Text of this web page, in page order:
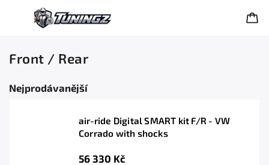
Front / Rear
Nejprodávanější
air-ride Digital SMART kit F/R - VW
Corrado with shocks
56 330 Kč